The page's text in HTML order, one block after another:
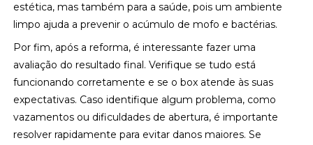
estética, mas também para a saúde, pois um ambiente
limpo ajuda a prevenir o acúmulo de mofo e bactérias.
Por fim, após a reforma, é interessante fazer uma
avaliação do resultado final. Verifique se tudo está
funcionando corretamente e se o box atende às suas
expectativas. Caso identifique algum problema, como
vazamentos ou dificuldades de abertura, é importante
resolver rapidamente para evitar danos maiores. Se